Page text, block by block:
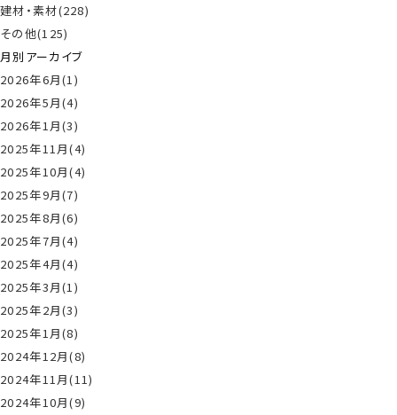
建材・素材(228)
その他(125)
月別アーカイブ
2026年6月(1)
2026年5月(4)
2026年1月(3)
2025年11月(4)
2025年10月(4)
2025年9月(7)
2025年8月(6)
2025年7月(4)
2025年4月(4)
2025年3月(1)
2025年2月(3)
2025年1月(8)
2024年12月(8)
2024年11月(11)
2024年10月(9)